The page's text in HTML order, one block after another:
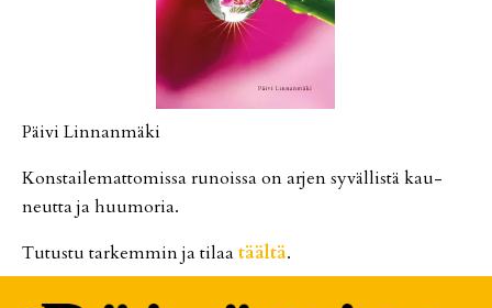
Päi­vi Lin­nan­mä­ki
Kons­tai­le­mat­to­mis­sa ru­nois­sa on ar­jen sy­väl­lis­tä kau­
neut­ta ja huu­mo­ria.
Tu­tus­tu tar­kem­min ja ti­laa tääl­tä.